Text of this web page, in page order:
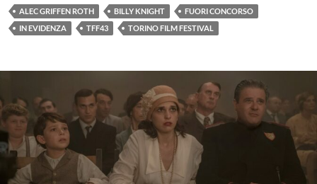
ALEC GRIFFEN ROTH BILLY KNIGHT
FUORI CONCORSO
IN EVIDENZA
TFF43 TORINO FILM FESTIVAL